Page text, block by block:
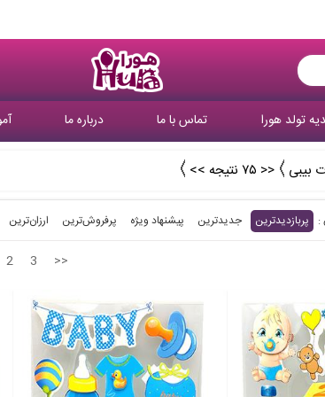
تولد هورا تماس با ما درباره ما
بیبی << ۷۵ نتیجه >>
پربازدیدترین جدیدترین پیشنهاد ویژه پرفروش‌ترین‌ ارزان‌ترین
2 3 >>